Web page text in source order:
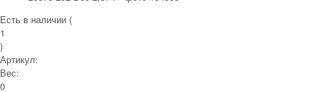
Есть в наличии (
1
)
Артикул:
Вес:
0